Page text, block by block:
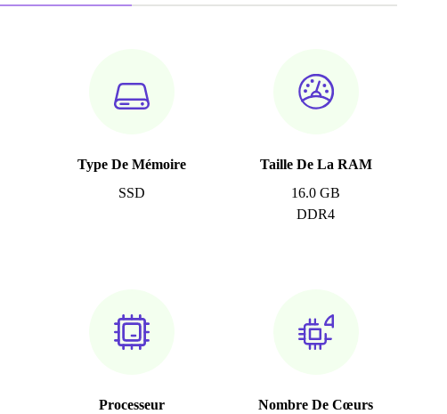
Type De Mémoire
SSD
Taille De La RAM
16.0 GB
DDR4
Processeur
Nombre De Cœurs